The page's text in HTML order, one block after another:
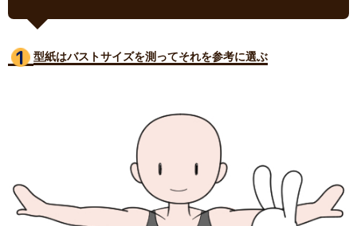
型紙はバストサイズを測ってそれを参考に選ぶ